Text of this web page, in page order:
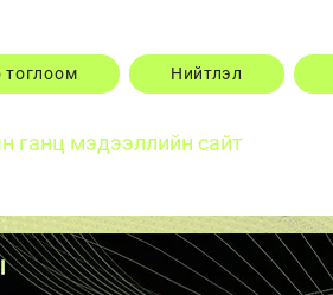
тоглоом Нийтлэл
ганц мэдээллийн сайт